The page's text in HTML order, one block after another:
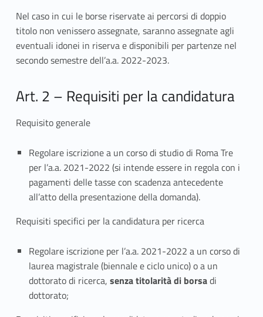
Nel caso in cui le borse riservate ai percorsi di doppio
titolo non venissero assegnate, saranno assegnate agli
eventuali idonei in riserva e disponibili per partenze nel
secondo semestre dell’a.a. 2022-2023.
Art. 2 – Requisiti per la candidatura
Requisito generale
Regolare iscrizione a un corso di studio di Roma Tre
per l’a.a. 2021-2022 (si intende essere in regola con i
pagamenti delle tasse con scadenza antecedente
all’atto della presentazione della domanda).
Requisiti specifici per la candidatura per ricerca
Regolare iscrizione per l’a.a. 2021-2022 a un corso di
laurea magistrale (biennale e ciclo unico) o a un
dottorato di ricerca, senza titolarità di borsadi
dottorato;